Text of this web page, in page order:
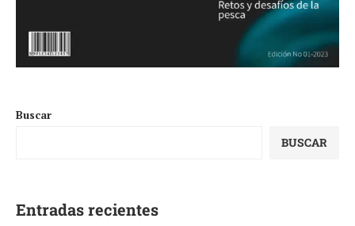
Buscar
BUSCAR
Entradas recientes